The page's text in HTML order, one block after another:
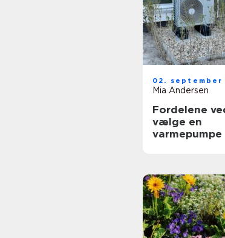
02. september
Mia Andersen
Fordelene
vælge en
varmepumpe